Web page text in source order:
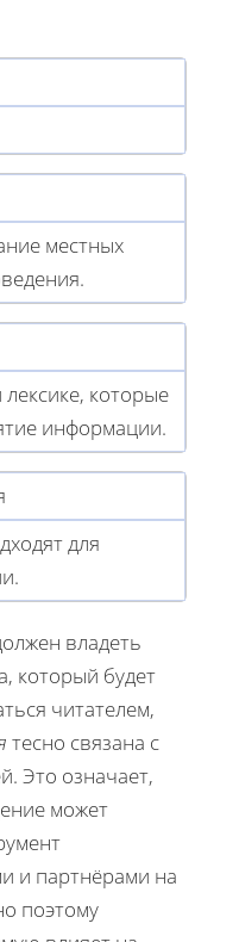
местных
которые
информации.
для
владеть
который будет
читателем,
тесно связана с
Это означает,
может
и партнёрами на
поэтому